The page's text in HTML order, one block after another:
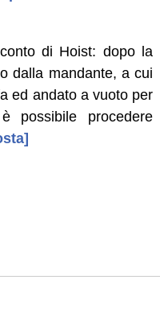
di Hoist: dopo la
dalla mandante, a cui
ed andato a vuoto per
possibile procedere